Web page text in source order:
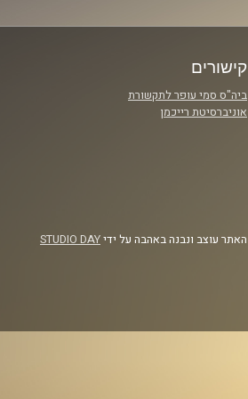
קישורים
ביה"ס סמי עופר לתקשורת
אוניברסיטת רייכמן
האתר עוצב ונבנה באהבה על ידיSTUDIO DAY